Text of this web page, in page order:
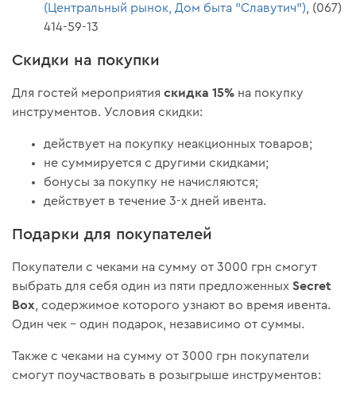
(Центральный рынок, Дом быта "Славутич") , (067)
414-59-13
Скидки на покупки
Для гостей мероприятияскидка 15% на покупку
инструментов. Условия скидки:
действует на покупку неакционных товаров;
не суммируется с другими скидками;
бонусы за покупку не начисляются;
действует в течение 3-х дней ивента.
Подарки для покупателей
Покупатели с чеками на сумму от 3000 грн смогут
выбрать для себя один из пяти предложенныхSecret
Box, содержимое которого узнают во время ивента.
Один чек – один подарок, независимо от суммы.
Также с чеками на сумму от 3000 грн покупатели
смогут поучаствовать в розыгрыше инструментов: